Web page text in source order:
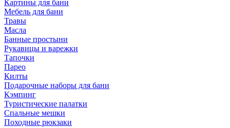
Картины для бани
Мебель для бани
Травы
Масла
Банные простыни
Рукавицы и варежки
Тапочки
Парео
Килты
Подарочные наборы для бани
Кэмпинг
Туристические палатки
Спальные мешки
Походные рюкзаки